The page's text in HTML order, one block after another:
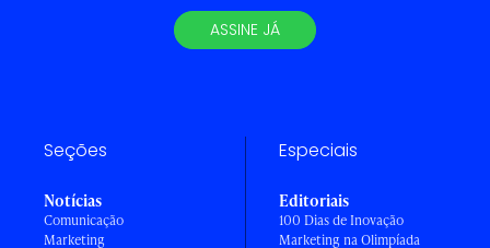
ASSINE JÁ
Seções
Notícias
Comunicação
Marketing
Especiais
Editoriais
100 Dias de Inovação
Marketing na Olimpíada